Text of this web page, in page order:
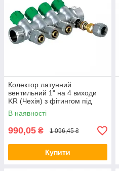
Колектор латунний
вентильний 1" на 4 виходи
KR (Чехія) з фітингом під
трубу 16 мм
В наявності
990,05 ₴ 1 096,45 ₴
Купити